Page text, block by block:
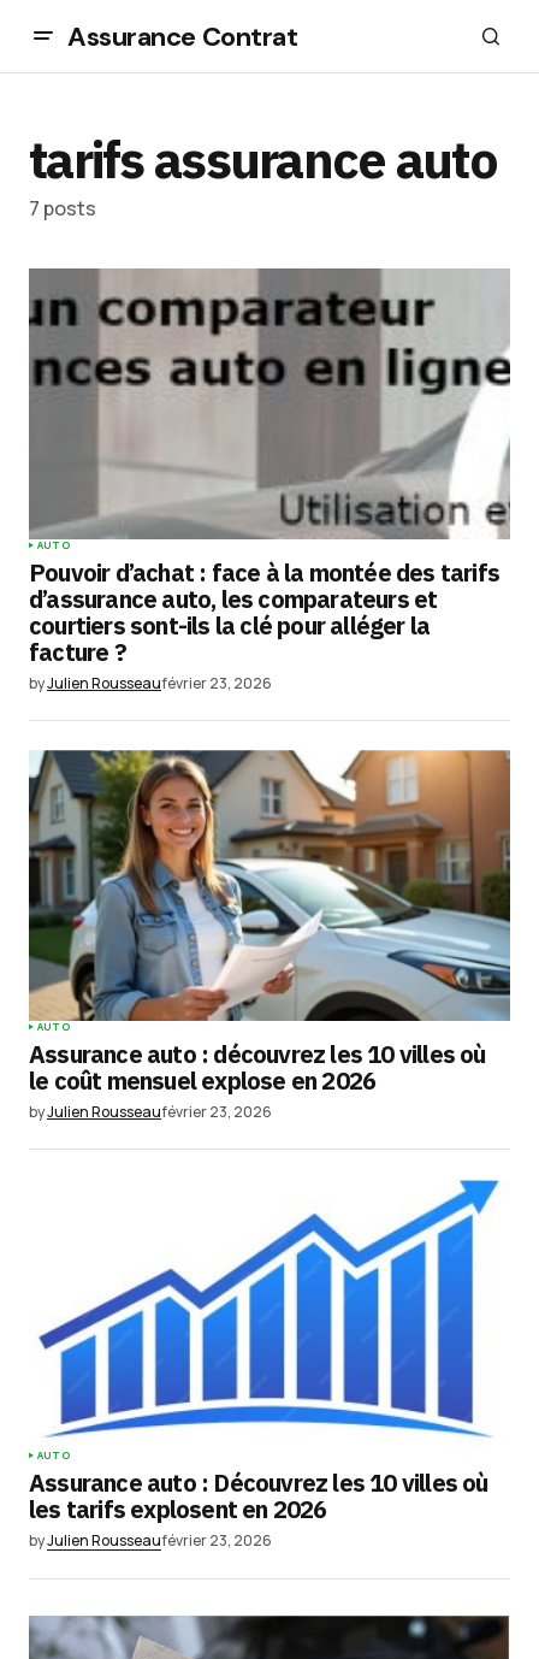
Assurance Contrat
tarifs assurance auto
7 posts
AUTO
Pouvoir d’achat : face à la montée des tarifs
d’assurance auto, les comparateurs et
courtiers sont-ils la clé pour alléger la
facture ?
byJulien Rousseaufévrier 23, 2026
AUTO
Assurance auto : découvrez les 10 villes où
le coût mensuel explose en 2026
byJulien Rousseaufévrier 23, 2026
AUTO
Assurance auto : Découvrez les 10 villes où
les tarifs explosent en 2026
byJulien Rousseaufévrier 23, 2026